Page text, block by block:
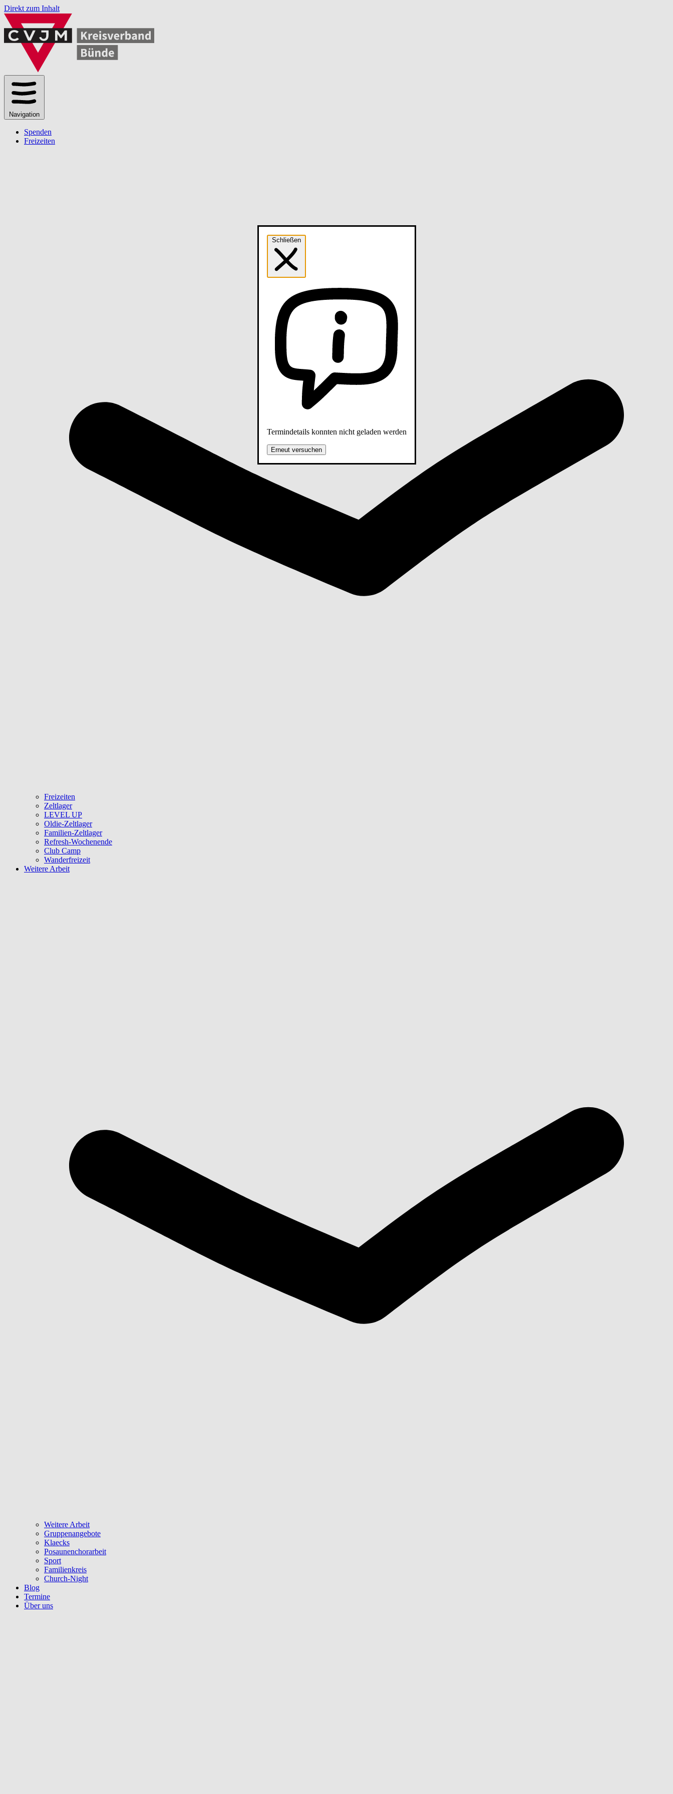
Direkt zum Inhalt
Navigation
Spenden
Freizeiten
Freizeiten
Zeltlager
LEVEL UP
Oldie-Zeltlager
Familien-Zeltlager
Refresh-Wochenende
Club Camp
Wanderfreizeit
Weitere Arbeit
Weitere Arbeit
Gruppenangebote
Klaecks
Posaunenchorarbeit
Sport
Familienkreis
Church-Night
Blog
Termine
Über uns
Schließen
Termindetails konnten nicht geladen werden
Erneut versuchen